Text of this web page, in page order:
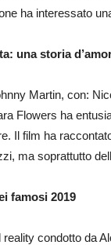
ha interessato
una storia
Martin, con:
Flowers ha
Il film ha
ma soprattutto
famosi 2019
reality condotto da